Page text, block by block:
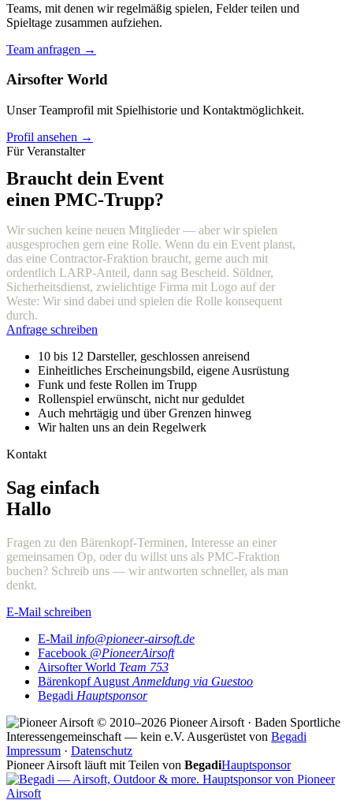
Teams, mit denen wir regelmäßig spielen, Felder teilen und
Spieltage zusammen aufziehen.
Team anfragen →
Airsofter World
Unser Teamprofil mit Spielhistorie und Kontaktmöglichkeit.
Profil ansehen →
Für Veranstalter
Braucht dein Event
einen PMC-Trupp?
Wir suchen keine neuen Mitglieder — aber wir spielen
ausgesprochen gern eine Rolle. Wenn du ein Event planst,
das eine Contractor-Fraktion braucht, gerne auch mit
ordentlich LARP-Anteil, dann sag Bescheid. Söldner,
Sicherheitsdienst, zwielichtige Firma mit Logo auf der
Weste: Wir sind dabei und spielen die Rolle konsequent
durch.
Anfrage schreiben
10 bis 12 Darsteller, geschlossen anreisend
Einheitliches Erscheinungsbild, eigene Ausrüstung
Funk und feste Rollen im Trupp
Rollenspiel erwünscht, nicht nur geduldet
Auch mehrtägig und über Grenzen hinweg
Wir halten uns an dein Regelwerk
Kontakt
Sag einfach
Hallo
Fragen zu den Bärenkopf-Terminen, Interesse an einer
gemeinsamen Op, oder du willst uns als PMC-Fraktion
buchen? Schreib uns — wir antworten schneller, als man
denkt.
E-Mail schreiben
E-Mail info@pioneer-airsoft.de
Facebook @PioneerAirsoft
Airsofter World Team 753
Bärenkopf August Anmeldung via Guestoo
Begadi Hauptsponsor
© 2010–2026 Pioneer Airsoft · Baden Sportliche
Interessengemeinschaft — kein e.V. Ausgerüstet von Begadi
Impressum · Datenschutz
Pioneer Airsoft läuft mit Teilen von BegadiHauptsponsor